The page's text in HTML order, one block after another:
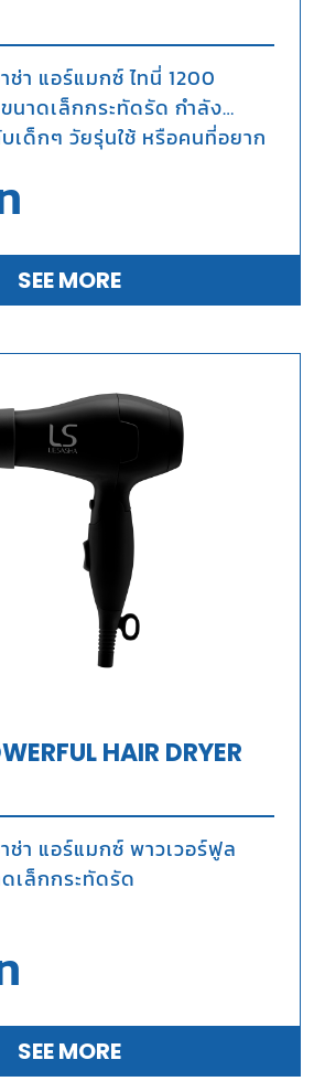
ช่า แอร์แมกซ์ ไทนี่ 1200
นาดเล็กกระทัดรัด กำลัง
เด็กๆ วัยรุ่นใช้ หรือคนที่อยาก
SEE MORE
HAIR DRYER
ช่า แอร์แมกซ์ พาวเวอร์ฟูล
เล็กกระทัดรัด
SEE MORE